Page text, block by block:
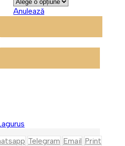
la
Anulează
Telegram Email Print